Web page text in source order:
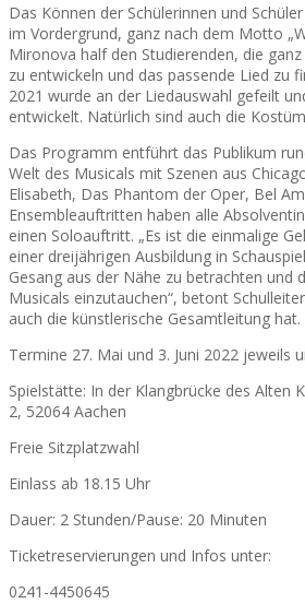
Das Können der Schülerinnen und
im Vordergrund, ganz nach dem Motto
Mironova half den Studierenden, die
zu entwickeln und das passende Lied zu
2021 wurde an der Liedauswahl gefeilt
entwickelt. Natürlich sind auch die
Das Programm entführt das Publikum
Welt des Musicals mit Szenen aus
Elisabeth, Das Phantom der Oper, Bel
Ensembleauftritten haben alle
einen Soloauftritt. „Es ist die einmalige
einer dreijährigen Ausbildung in
Gesang aus der Nähe zu betrachten und
Musicals einzutauchen“, betont
auch die künstlerische Gesamtleitung hat.
Termine 27. Mai und 3. Juni 2022 jeweils
Spielstätte: In der Klangbrücke des Alten
2, 52064 Aachen
Freie Sitzplatzwahl
Einlass ab 18.15 Uhr
Dauer: 2 Stunden/Pause: 20 Minuten
Ticketreservierungen und Infos unter:
0241-4450645